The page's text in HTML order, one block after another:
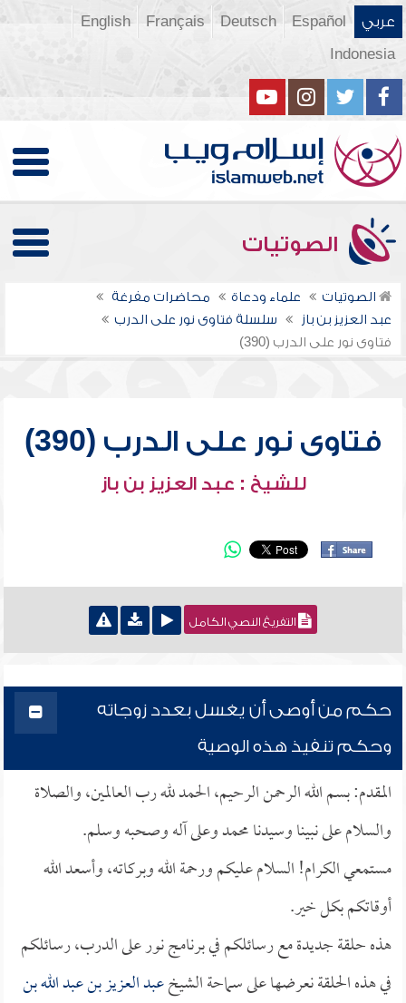
عربي Español
Deutsch
Français
English
Indonesia
الصوتيات
الصوتيات علماء ودعاة
محاضرات مفرغة
عبد العزيز بن باز
سلسلة فتاوى نور على الدرب
فتاوى نور على الدرب (390)
فتاوى نور على الدرب (390)
للشيخ : عبد العزيز بن باز
التفريغ النصي الكامل
حكم من أوصى أن يغسل بعدد زوجاته
وحكم تنفيذ هذه الوصية
المقدم: بسم الله الرحمن الرحيم، الحمد لله رب العالمين، والصلاة
والسلام على نبينا وسيدنا محمد وعلى آله وصحبه وسلم.
مستمعي الكرام! السلام عليكم ورحمة الله وبركاته، وأسعد الله
أوقاتكم بكل خير.
هذه حلقة جديدة مع رسائلكم في برنامج نور على الدرب، رسائلكم
في هذه الحلقة نعرضها على سماحة الشيخعبد العزيز بن عبد الله بن